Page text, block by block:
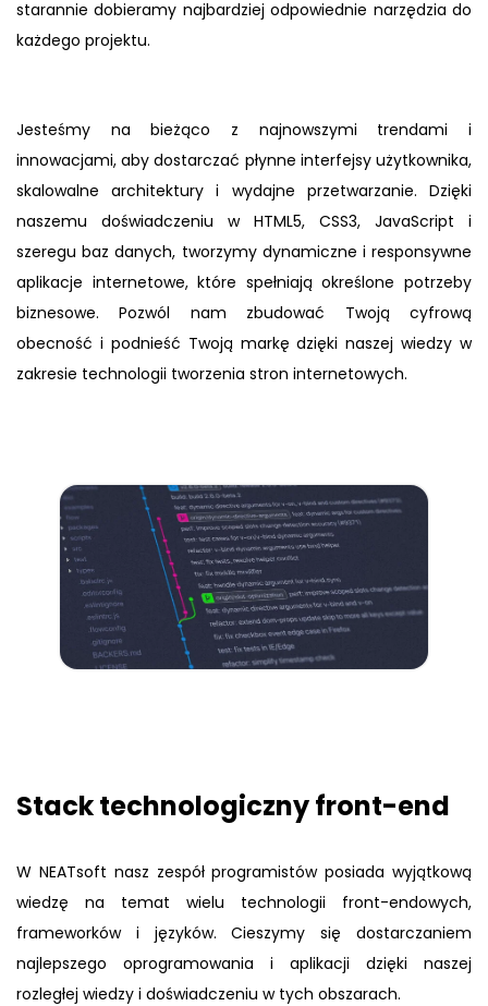
starannie dobieramy najbardziej odpowiednie narzędzia do
każdego projektu.
Jesteśmy na bieżąco z najnowszymi trendami i
innowacjami, aby dostarczać płynne interfejsy użytkownika,
skalowalne architektury i wydajne przetwarzanie. Dzięki
naszemu doświadczeniu w HTML5, CSS3, JavaScript i
szeregu baz danych, tworzymy dynamiczne i responsywne
aplikacje internetowe, które spełniają określone potrzeby
biznesowe. Pozwól nam zbudować Twoją cyfrową
obecność i podnieść Twoją markę dzięki naszej wiedzy w
zakresie technologii tworzenia stron internetowych.
Stack technologiczny front-end
W NEATsoft nasz zespół programistów posiada wyjątkową
wiedzę na temat wielu technologii front-endowych,
frameworków i języków. Cieszymy się dostarczaniem
najlepszego oprogramowania i aplikacji dzięki naszej
rozległej wiedzy i doświadczeniu w tych obszarach.